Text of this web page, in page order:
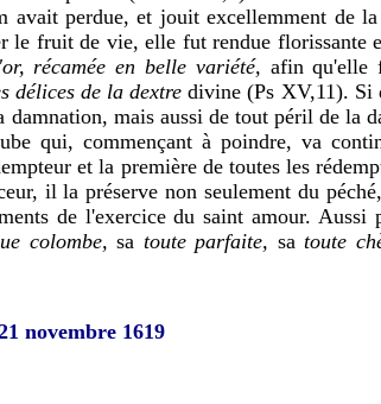
avait perdue, et jouit excellemment de
fruit de vie, elle fut rendue florissante
récamée en belle variété, afin qu'elle
délices de la dextredivine (Ps XV,11). Si
mais aussi de tout péril de la
qui, commençant à poindre, va
et la première de toutes les
il la préserve non seulement du
de l'exercice du saint amour. Aussi
colombe,sa toute parfaite, satoute
novembre 1619